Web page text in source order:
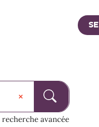
recherche avancée